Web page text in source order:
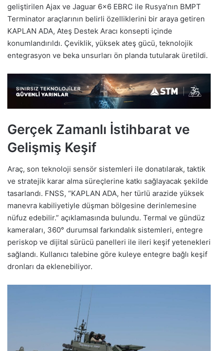
geliştirilen Ajax ve Jaguar 6×6 EBRC ile Rusya’nın BMPT
Terminator araçlarının belirli özelliklerini bir araya getiren
KAPLAN ADA, Ateş Destek Aracı konsepti içinde
konumlandırıldı. Çeviklik, yüksek ateş gücü, teknolojik
entegrasyon ve beka unsurları ön planda tutularak üretildi.
Gerçek Zamanlı İstihbarat ve
Gelişmiş Keşif
Araç, son teknoloji sensör sistemleri ile donatılarak, taktik
ve stratejik karar alma süreçlerine katkı sağlayacak şekilde
tasarlandı. FNSS, “KAPLAN ADA, her türlü arazide yüksek
manevra kabiliyetiyle düşman bölgesine derinlemesine
nüfuz edebilir.” açıklamasında bulundu. Termal ve gündüz
kameraları, 360° durumsal farkındalık sistemleri, entegre
periskop ve dijital sürücü panelleri ile ileri keşif yetenekleri
sağlandı. Kullanıcı talebine göre kuleye entegre bağlı keşif
dronları da eklenebiliyor.